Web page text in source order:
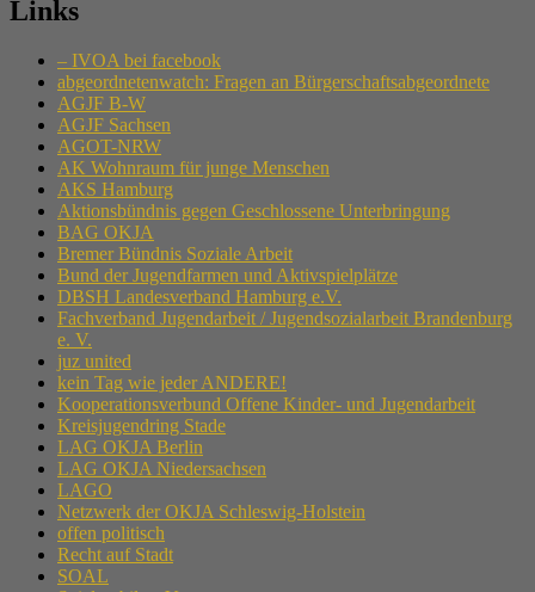
Links
– IVOA bei facebook
abgeordnetenwatch: Fragen an Bürgerschaftsabgeordnete
AGJF B-W
AGJF Sachsen
AGOT-NRW
AK Wohnraum für junge Menschen
AKS Hamburg
Aktionsbündnis gegen Geschlossene Unterbringung
BAG OKJA
Bremer Bündnis Soziale Arbeit
Bund der Jugendfarmen und Aktivspielplätze
DBSH Landesverband Hamburg e.V.
Fachverband Jugendarbeit / Jugendsozialarbeit Brandenburg
e. V.
juz united
kein Tag wie jeder ANDERE!
Kooperationsverbund Offene Kinder- und Jugendarbeit
Kreisjugendring Stade
LAG OKJA Berlin
LAG OKJA Niedersachsen
LAGO
Netzwerk der OKJA Schleswig-Holstein
offen politisch
Recht auf Stadt
SOAL